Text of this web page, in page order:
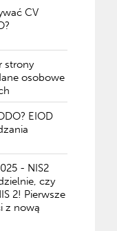
CV
strony
osobowe
EIOD
- NIS2
czy
2! Pierwsze
z nową